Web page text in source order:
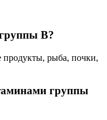
B?
продукты, рыба, почки,
группы